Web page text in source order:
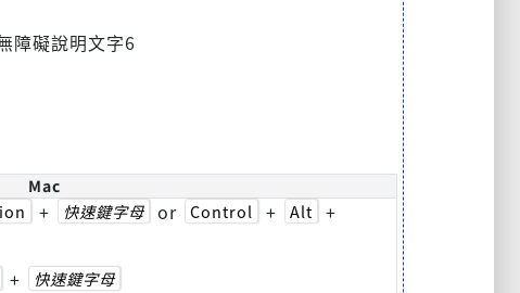
障礙說明文字6
Mac
+ 快速鍵字母 or Control + Alt +
+ 快速鍵字母